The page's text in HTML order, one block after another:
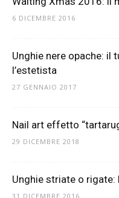
6 DICEMBRE 2016
Unghie nere opache: il
l’estetista
27 GENNAIO 2017
Nail art effetto
29 DICEMBRE 2018
Unghie striate o rigate:
31 DICEMBRE 2016